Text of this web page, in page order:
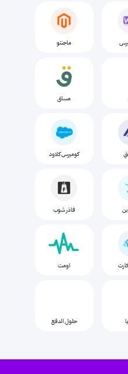
کومیرس کلاود
فاذر شوب
حلول الدفع